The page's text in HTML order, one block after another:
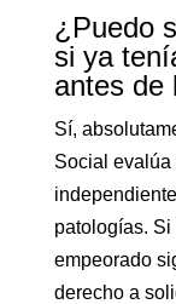
¿Puedo
si ya
antes de
Sí,
Social evalúa
patologías.
empeorado
derecho a